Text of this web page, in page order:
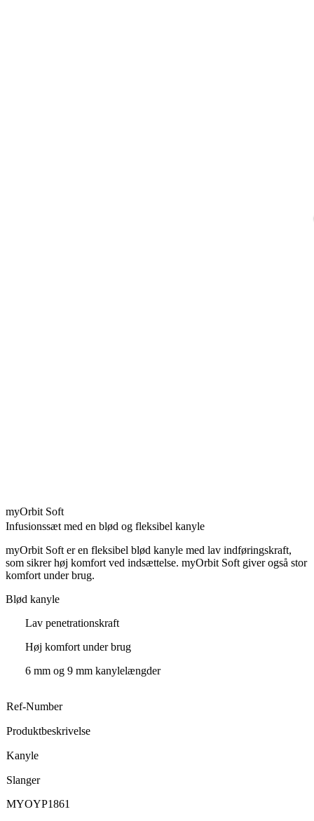
myOrbit Soft
Infusionssæt med en blød og fleksibel kanyle
myOrbit Soft er en fleksibel blød kanyle med lav indføringskraft,
som sikrer høj komfort ved indsættelse. myOrbit Soft giver også stor
komfort under brug.
Blød kanyle
Lav penetrationskraft
Høj komfort under brug
6 mm og 9 mm kanylelængder
Ref-Number
Produktbeskrivelse
Kanyle
Slanger
MYOYP1861